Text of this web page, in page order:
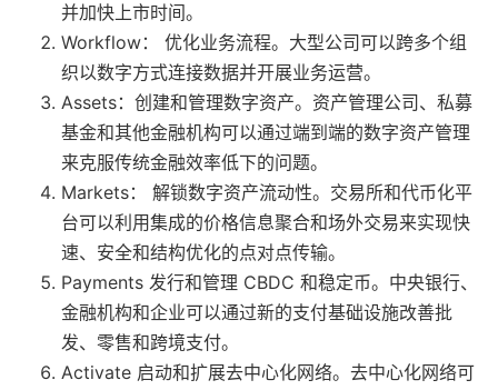
并加快上市时间。
Workflow： 优化业务流程。大型公司可以跨多个组
织以数字方式连接数据并开展业务运营。
Assets：创建和管理数字资产。资产管理公司、私募
基金和其他金融机构可以通过端到端的数字资产管理
来克服传统金融效率低下的问题。
Markets： 解锁数字资产流动性。交易所和代币化平
台可以利用集成的价格信息聚合和场外交易来实现快
速、安全和结构优化的点对点传输。
Payments 发行和管理 CBDC 和稳定币。中央银行、
金融机构和企业可以通过新的支付基础设施改善批
发、零售和跨境支付。
Activate 启动和扩展去中心化网络。去中心化网络可